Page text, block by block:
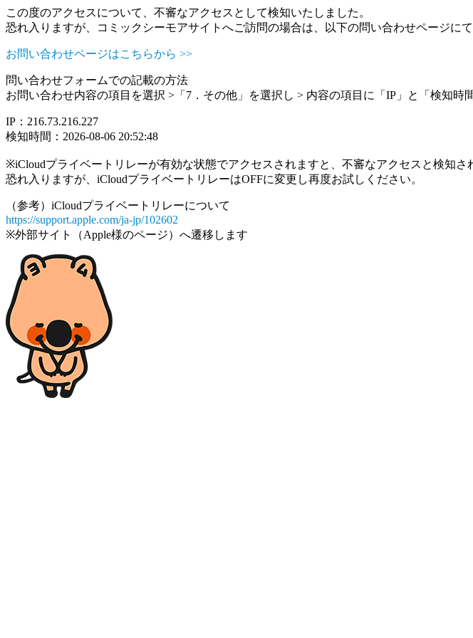
この度のアクセスについて、不審なアクセスとして検知いたしました。
恐れ入りますが、コミックシーモアサイトへご訪問の場合は、以下の問い合わせページに
お問い合わせページはこちらから >>
問い合わせフォームでの記載の方法
お問い合わせ内容の項目を選択 >「7．その他」を選択し > 内容の項目に「IP」と「検知時
IP：216.73.216.227
検知時間：2026-08-06 20:52:48
※iCloudプライベートリレーが有効な状態でアクセスされますと、不審なアクセスと検知さ
恐れ入りますが、iCloudプライベートリレーはOFFに変更し再度お試しください。
（参考）iCloudプライベートリレーについて
https://support.apple.com/ja-jp/102602
※外部サイト（Apple様のページ）へ遷移します